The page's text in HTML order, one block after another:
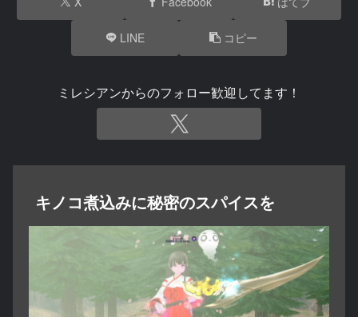
LINE コピー
ミレシアンからのフォロー歓迎してます！
キノコ煮込みに秘密のスパイスを